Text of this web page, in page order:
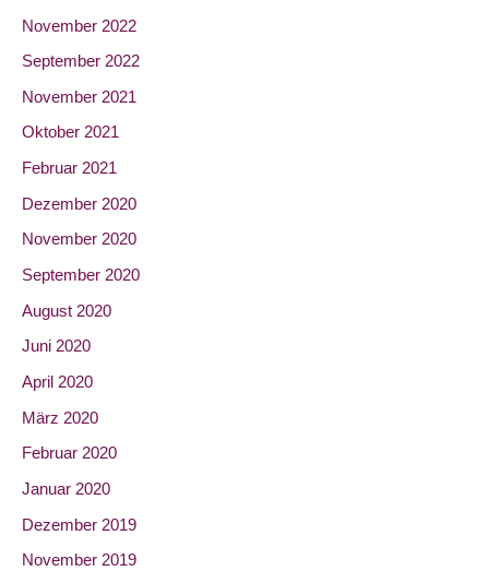
November 2022
September 2022
November 2021
Oktober 2021
Februar 2021
Dezember 2020
November 2020
September 2020
August 2020
Juni 2020
April 2020
März 2020
Februar 2020
Januar 2020
Dezember 2019
November 2019